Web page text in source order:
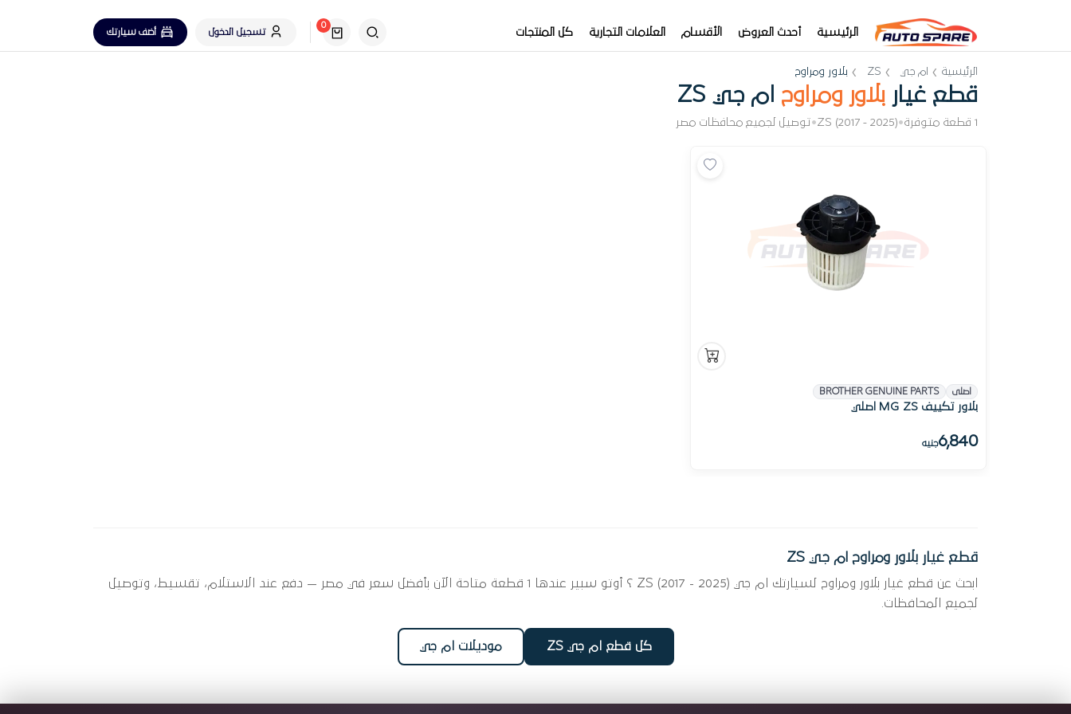
الرئيسية أحدث العروض الأقسام العلامات التجارية كل المنتجات
0
تسجيل الدخول
أضف سيارتك
الرئيسية ام جي ZS بلاور ومراوح
قطع غيار بلاور ومراوح ام جي ZS
1 قطعة متوفرة •
ZS (2017 - 2025)
•توصيل لجميع محافظات مصر
اصلى BROTHER GENUINE PARTS
بلاور تكييف MG ZS اصلي
6,840جنيه
قطع غيار بلاور ومراوح ام جي ZS
ابحث عن قطع غيار بلاور ومراوح لسيارتك ام جي ZS (2017 - 2025) ؟ أوتو سبير عندها 1 قطعة متاحة الآن بأفضل سعر في مصر — دفع عند الاستلام، تقسيط، وتوصيل
لجميع المحافظات.
كل قطع ام جي ZS موديلات ام جي